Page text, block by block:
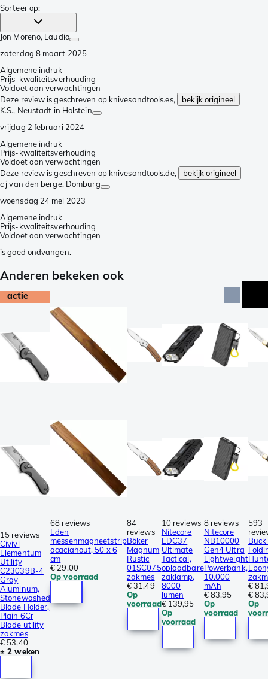
Sorteer op:
Jon Moreno, Laudio
zaterdag 8 maart 2025
Algemene indruk
Prijs-kwaliteitsverhouding
Voldoet aan verwachtingen
Deze review is geschreven op knivesandtools.es,
bekijk origineel
K.S., Neustadt in Holstein
vrijdag 2 februari 2024
Algemene indruk
Prijs-kwaliteitsverhouding
Voldoet aan verwachtingen
Deze review is geschreven op knivesandtools.de,
bekijk origineel
c j van den berge, Domburg
woensdag 24 mei 2023
Algemene indruk
Prijs-kwaliteitsverhouding
Voldoet aan verwachtingen
is goed ondvangen.
Anderen bekeken ook
actie
15 reviews
Civivi
Elementum
Utility
C23039B-4
Gray
Aluminum,
Stonewashed
Blade Holder,
Plain 6Cr
Blade utility
zakmes
€ 53,40
± 2 weken
68 reviews
Eden
messenmagneetstrip
acaciahout, 50 x 6
cm
€ 29,00
Op voorraad
84
reviews
Böker
Magnum
Rustic
01SC075
zakmes
€ 31,49
Op
voorraad
10 reviews
Nitecore
EDC37
Ultimate
Tactical,
oplaadbare
zaklamp,
8000
lumen
€ 139,95
Op
voorraad
8 reviews
Nitecore
NB10000
Gen4 Ultra
Lightweight
Powerbank,
10.000
mAh
€ 83,95
Op
voorraad
593
€
€
Op